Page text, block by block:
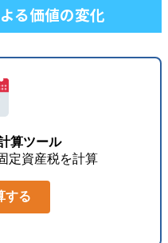
る価値の変化
算ツール
定資産税を計算
する